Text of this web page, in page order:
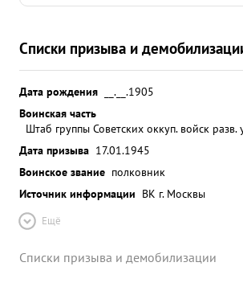
работа по получению сведений о
Армии Краевой" находившейся в
войск. За умелое руководство и
Командования ценными данными о
подполковник ГНИТИЕВ ...»
Списки призыва и
Дата рождения
__.__.1905
Воинская часть
Штаб группы Советских оккуп. войск разв.
Дата призыва 17.01.1945
Воинское звание полковник
Источник информации ВК г. Москвы
Ещё
Списки призыва и демобилизации